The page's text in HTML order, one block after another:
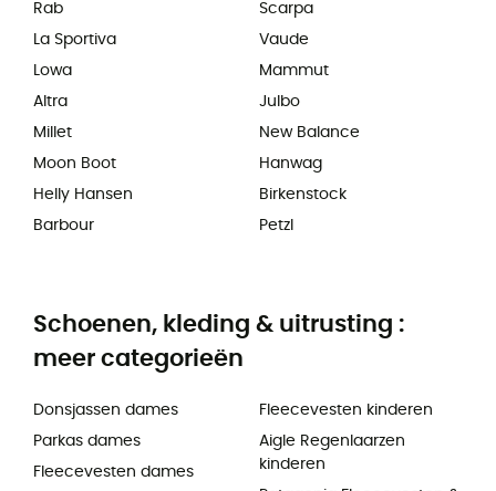
Rab
La Sportiva
Lowa
Altra
Millet
Moon Boot
Helly Hansen
Barbour
Scarpa
Vaude
Mammut
Julbo
New Balance
Hanwag
Birkenstock
Petzl
Schoenen, kleding & uitrusting :
meer categorieën
Donsjassen dames
Parkas dames
Fleecevesten dames
Fleecevesten kinderen
Aigle Regenlaarzen
kinderen